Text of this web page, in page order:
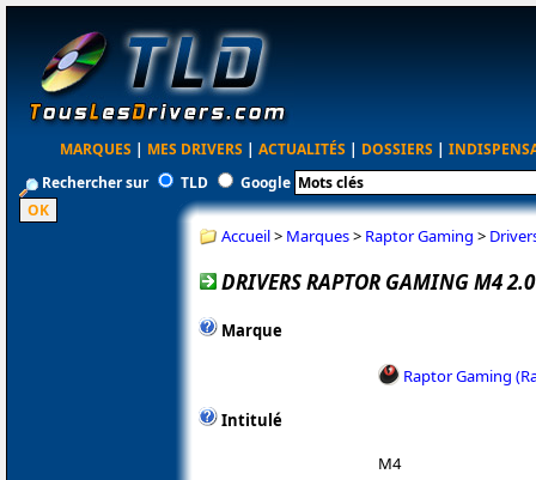
MARQUES | MES DRIVERS | ACTUALITÉS | DOSSIERS |
Rechercher sur
TLD Google
Accueil> Marques> Raptor Gaming >
DRIVERS RAPTOR GAMING M4 2.0
Marque
Raptor Gaming
Intitulé
M4